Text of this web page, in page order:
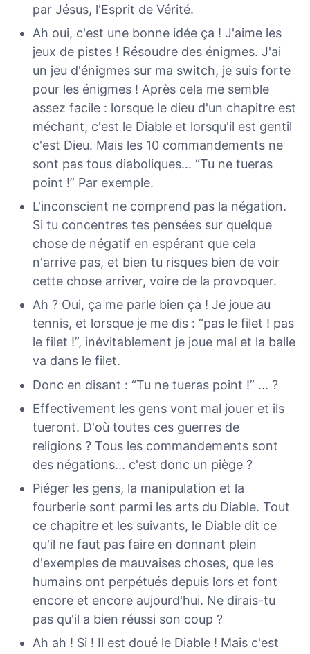
par Jésus, l'Esprit de Vérité.
Ah oui, c'est une bonne idée ça ! J'aime les
jeux de pistes ! Résoudre des énigmes. J'ai
un jeu d'énigmes sur ma switch, je suis forte
pour les énigmes ! Après cela me semble
assez facile : lorsque le dieu d'un chapitre est
méchant, c'est le Diable et lorsqu'il est gentil
c'est Dieu. Mais les 10 commandements ne
sont pas tous diaboliques... “Tu ne tueras
point !” Par exemple.
L'inconscient ne comprend pas la négation.
Si tu concentres tes pensées sur quelque
chose de négatif en espérant que cela
n'arrive pas, et bien tu risques bien de voir
cette chose arriver, voire de la provoquer.
Ah ? Oui, ça me parle bien ça ! Je joue au
tennis, et lorsque je me dis : “pas le filet ! pas
le filet !”, inévitablement je joue mal et la balle
va dans le filet.
Donc en disant : “Tu ne tueras point !” ... ?
Effectivement les gens vont mal jouer et ils
tueront. D'où toutes ces guerres de
religions ? Tous les commandements sont
des négations... c'est donc un piège ?
Piéger les gens, la manipulation et la
fourberie sont parmi les arts du Diable. Tout
ce chapitre et les suivants, le Diable dit ce
qu'il ne faut pas faire en donnant plein
d'exemples de mauvaises choses, que les
humains ont perpétués depuis lors et font
encore et encore aujourd'hui. Ne dirais-tu
pas qu'il a bien réussi son coup ?
Ah ah ! Si ! Il est doué le Diable ! Mais c'est